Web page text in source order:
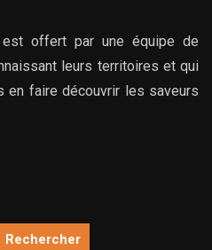
offert par une équipe de
leurs territoires et qui
en faire découvrir les saveurs
Rechercher